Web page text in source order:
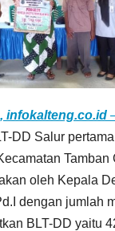
infokalteng.co.id
DD Salur
Tamban
oleh Kepala
dengan jumlah
BLT-DD yaitu